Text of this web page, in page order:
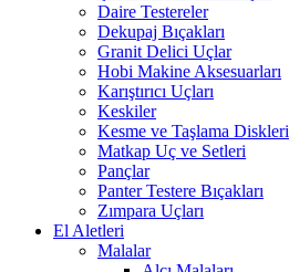
Daire Testereler
Dekupaj Bıçakları
Granit Delici Uçlar
Hobi Makine Aksesuarları
Karıştırıcı Uçları
Keskiler
Kesme ve Taşlama Diskleri
Matkap Uç ve Setleri
Pançlar
Panter Testere Bıçakları
Zımpara Uçları
El Aletleri
Malalar